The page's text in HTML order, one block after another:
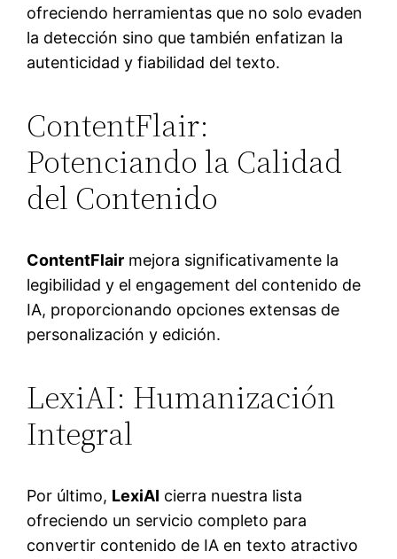
ofreciendo herramientas que no solo evaden
la detección sino que también enfatizan la
autenticidad y fiabilidad del texto.
ContentFlair:
Potenciando la Calidad
del Contenido
ContentFlair mejora significativamente la
legibilidad y el engagement del contenido de
IA, proporcionando opciones extensas de
personalización y edición.
LexiAI: Humanización
Integral
Por último, LexiAI cierra nuestra lista
ofreciendo un servicio completo para
convertir contenido de IA en texto atractivo